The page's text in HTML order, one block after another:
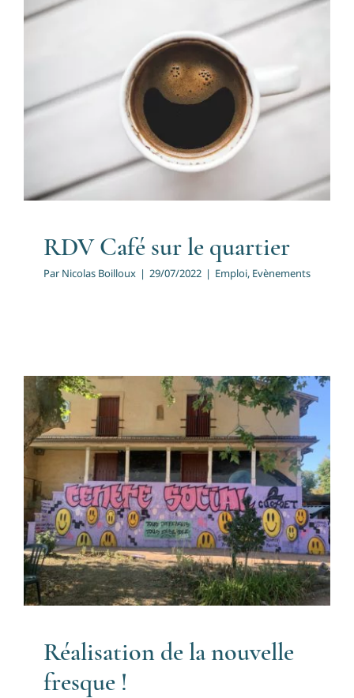
RDV Café sur le quartier
Emploi
RDV Café sur le quartier
Par Nicolas Boilloux | 29/07/2022 | Emploi, Evènements
Réalisation de la nouvelle
fresque !
Evènements
Réalisation de la nouvelle
fresque !